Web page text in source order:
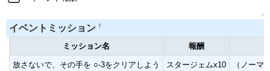
↑
イベントミッション †
ミッション名 報酬
放さないで、その手を ○-3をクリアしよう スタージェムx10 （ノーマ